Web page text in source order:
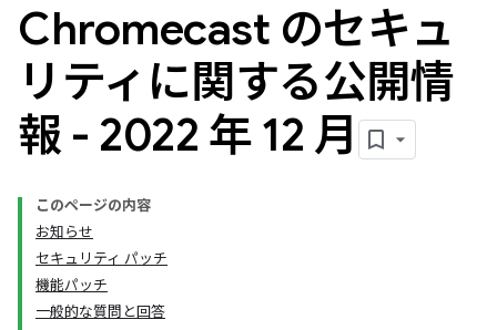
Chromecast のセキュ
リティに関する公開情
報 - 2022 年 12 月
このページの内容
お知らせ
セキュリティ パッチ
機能パッチ
一般的な質問と回答